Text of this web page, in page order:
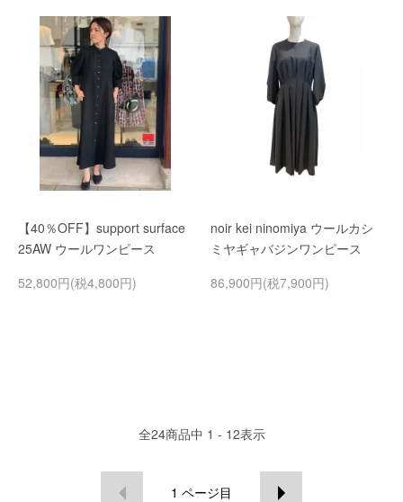
【40％OFF】support surface
25AW ウールワンピース
52,800円(税4,800円)
noir kei ninomiya ウールカシ
ミヤギャバジンワンピース
86,900円(税7,900円)
全24商品中 1 - 12表示
1 ページ目